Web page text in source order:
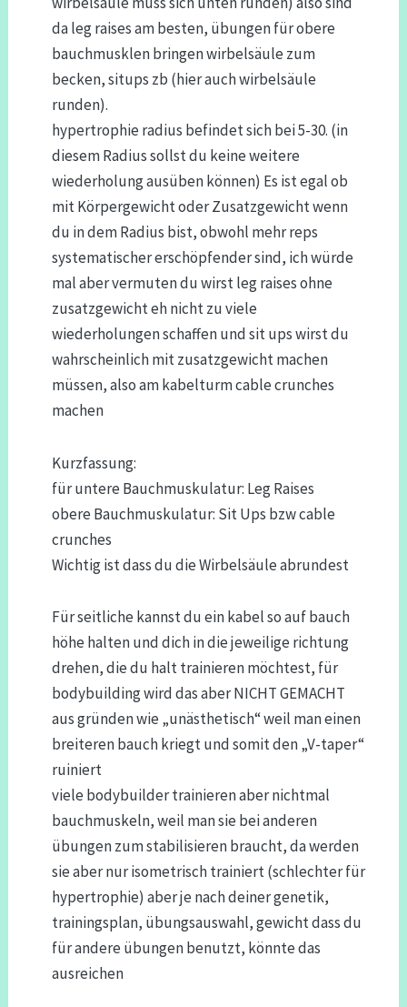
da leg raises am besten, übungen für obere
bauchmusklen bringen wirbelsäule zum
becken, situps zb (hier auch wirbelsäule
runden).
hypertrophie radius befindet sich bei 5-30. (in
diesem Radius sollst du keine weitere
wiederholung ausüben können) Es ist egal ob
mit Körpergewicht oder Zusatzgewicht wenn
du in dem Radius bist, obwohl mehr reps
systematischer erschöpfender sind, ich würde
mal aber vermuten du wirst leg raises ohne
zusatzgewicht eh nicht zu viele
wiederholungen schaffen und sit ups wirst du
wahrscheinlich mit zusatzgewicht machen
müssen, also am kabelturm cable crunches
machen
Kurzfassung:
für untere Bauchmuskulatur: Leg Raises
obere Bauchmuskulatur: Sit Ups bzw cable
crunches
Wichtig ist dass du die Wirbelsäule abrundest
Für seitliche kannst du ein kabel so auf bauch
höhe halten und dich in die jeweilige richtung
drehen, die du halt trainieren möchtest, für
bodybuilding wird das aber NICHT GEMACHT
aus gründen wie „unästhetisch“ weil man einen
breiteren bauch kriegt und somit den „V-taper“
ruiniert
viele bodybuilder trainieren aber nichtmal
bauchmuskeln, weil man sie bei anderen
übungen zum stabilisieren braucht, da werden
sie aber nur isometrisch trainiert (schlechter für
hypertrophie) aber je nach deiner genetik,
trainingsplan, übungsauswahl, gewicht dass du
für andere übungen benutzt, könnte das
ausreichen